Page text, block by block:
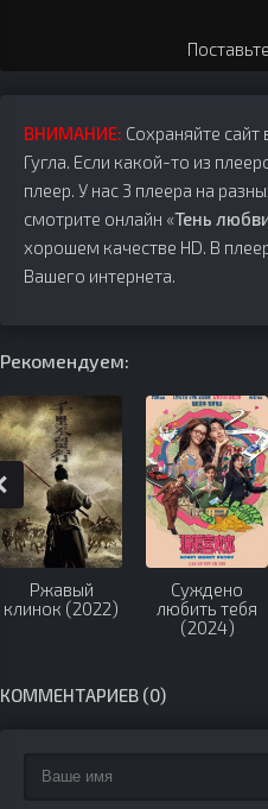
ВНИМАНИЕ: Сохраняйте сайт
Гугла. Если какой-то из
плеер. У нас 3 плеера на
смотрите онлайн «Тень
хорошем качестве HD. В
Вашего интернета.
Рекомендуем:
Ржавый
клинок (2022)
Суждено
любить тебя
(2024)
КОММЕНТАРИЕВ (0)